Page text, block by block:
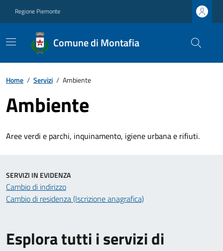
Regione Piemonte
Comune di Montafia
Home / Servizi / Ambiente
Ambiente
Aree verdi e parchi, inquinamento, igiene urbana e rifiuti.
Esplora tutti i servizi di
SERVIZI IN EVIDENZA
Cambio di indirizzo
Cambio di residenza (Iscrizione anagrafica)